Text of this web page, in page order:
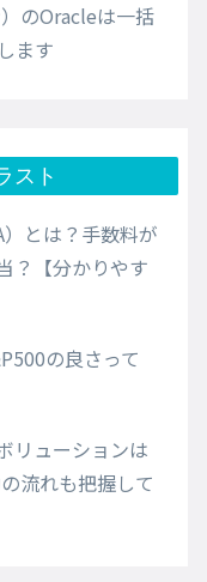
のOracleは一括
ます
スト
とは？手数料が
？【分かりやす
の良さって
リューションは
流れも把握して